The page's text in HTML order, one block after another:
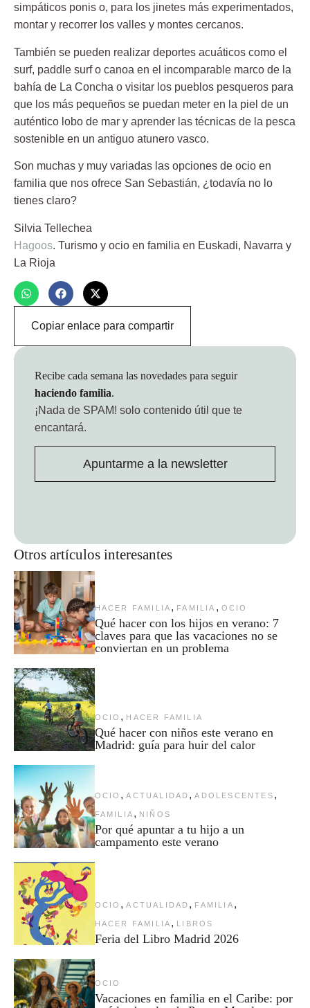
simpáticos ponis o, para los jinetes más experimentados,
montar y recorrer los valles y montes cercanos.
También se pueden realizar deportes acuáticos como el
surf, paddle surf o canoa en el incomparable marco de la
bahía de La Concha o visitar los pueblos pesqueros para
que los más pequeños se puedan meter en la piel de un
auténtico lobo de mar y aprender las técnicas de la pesca
sostenible en un antiguo atunero vasco.
Son muchas y muy variadas las opciones de ocio en
familia que nos ofrece San Sebastián, ¿todavía no lo
tienes claro?
Silvia Tellechea
Hagoos. Turismo y ocio en familia en Euskadi, Navarra y
La Rioja
Copiar enlace para compartir
Otros artículos interesantes
HACER FAMILIA , FAMILIA , OCIO
Qué hacer con los hijos en verano: 7
claves para que las vacaciones no se
conviertan en un problema
OCIO , HACER FAMILIA
Qué hacer con niños este verano en
Madrid: guía para huir del calor
OCIO , ACTUALIDAD , ADOLESCENTES ,
FAMILIA , NIÑOS
Por qué apuntar a tu hijo a un
campamento este verano
OCIO , ACTUALIDAD , FAMILIA ,
HACER FAMILIA , LIBROS
Feria del Libro Madrid 2026
OCIO
Vacaciones en familia en el Caribe: por
Recibe cada semana las novedades para seguir
haciendo familia.
¡Nada de SPAM! solo contenido útil que te
encantará.
Apuntarme a la newsletter